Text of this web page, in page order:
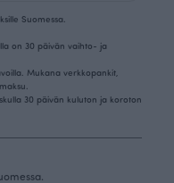
Suomessa.
on 30 päivän vaihto- ja
Mukana verkkopankit,
30 päivän kuluton ja koroton